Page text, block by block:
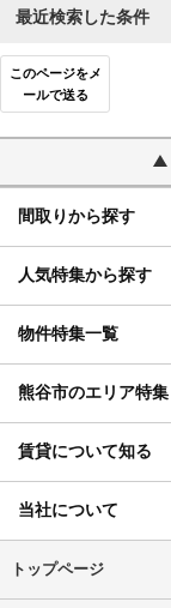
最近検索した条件
このページをメ
ールで送る
間取りから探す
人気特集から探す
物件特集一覧
熊谷市のエリア特集
賃貸について知る
当社について
トップページ